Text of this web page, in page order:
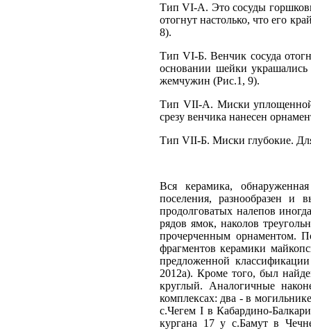
Тип VI-A. Это сосуды
отогнут настолько, что его
8).
Тип VI-Б. Венчик сосуда
основании шейки
жемчужин (Рис.1, 9).
Тип VII-А. Миски уплощенной
срезу венчика нанесен
Тип VII-Б. Миски глубокие.
Вся керамика,
поселения, разнообразен
продолговатых налепов
рядов ямок, наколов
прочерченным орнаментом.
фрагментов керамики
предложенной
2012а). Кроме того, был
круглый. Аналогичные
комплексах: два - в
с.Чегем I в Кабардино-
кургана 17 у с.Бамут в